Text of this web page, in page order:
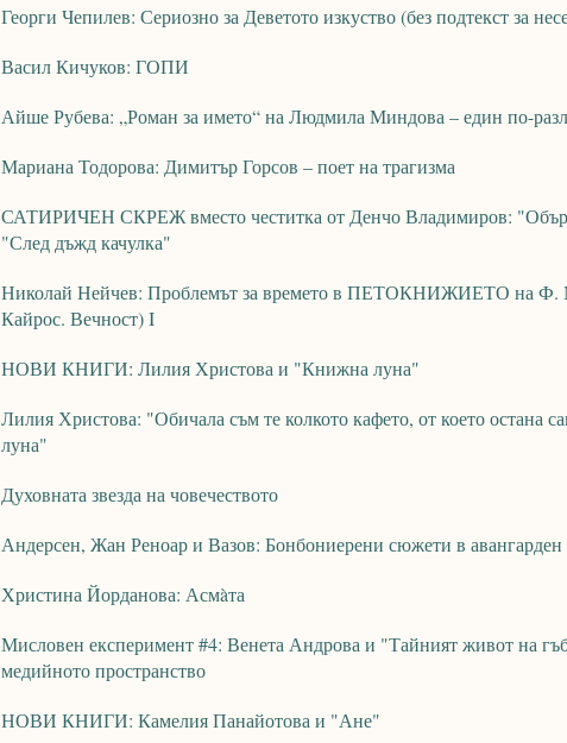
Георги Чепилев: Сериозно за Деветото изкуство (без подтекст за
Васил Кичуков: ГОПИ
Айше Рубева: „Роман за името“ на Людмила Миндова – един по-
Мариана Тодорова: Димитър Горсов – поет на трагизма
САТИРИЧЕН СКРЕЖ вместо честитка от Денчо Владимиров:
"След дъжд качулка"
Николай Нейчев: Проблемът за времето в ПЕТОКНИЖИЕТО на Ф.
Кайрос. Вечност) I
НОВИ КНИГИ: Лилия Христова и "Книжна луна"
Лилия Христова: "Обичала съм те колкото кафето, от което остана
луна"
Духовната звезда на човечеството
Андерсен, Жан Реноар и Вазов: Бонбониерени сюжети в авангарден
Христина Йорданова: Асмàта
Мисловен експеримент #4: Венета Андрова и "Тайният живот на
медийното пространство
НОВИ КНИГИ: Камелия Панайотова и "Ане"